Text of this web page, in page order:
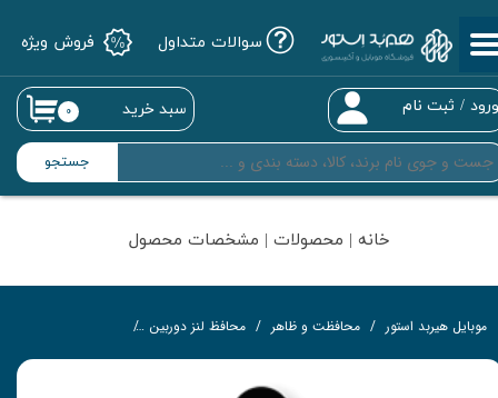
جستجو
/ ثبت نام
حساب کاربری من
تغییر گذر واژه
سفارشات
خروج از حساب کاربری
۰ سبد خرید
سوالات متداول فروش ویژه
خانه | محصولات | مشخصات محصول
موبایل هیربد استور محافظت و ظاهر محافظ لنز دوربین